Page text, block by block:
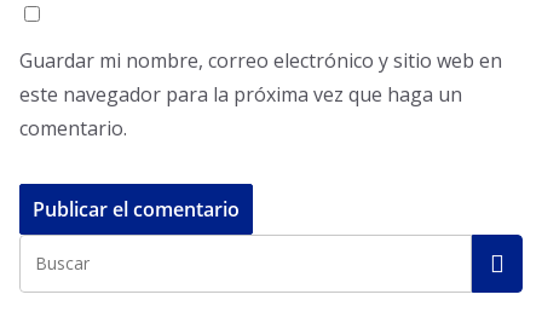
Guardar mi nombre, correo electrónico y sitio web en
este navegador para la próxima vez que haga un
comentario.